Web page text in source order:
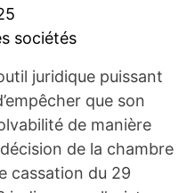
sociétés
juridique puissant
que son
de manière
de la chambre
cassation du 29